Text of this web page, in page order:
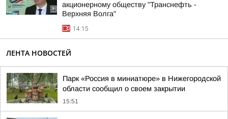
акционерному обществу "Транснефть -
Верхняя Волга"
14:15
ЛЕНТА НОВОСТЕЙ
Парк «Россия в миниатюре» в Нижегородской
области сообщил о своем закрытии
15:51